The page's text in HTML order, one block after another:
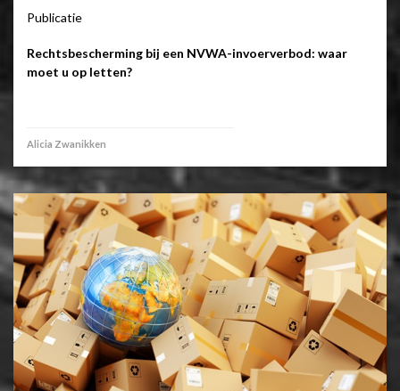
Publicatie
Rechtsbescherming bij een NVWA-invoerverbod: waar
moet u op letten?
Alicia Zwanikken